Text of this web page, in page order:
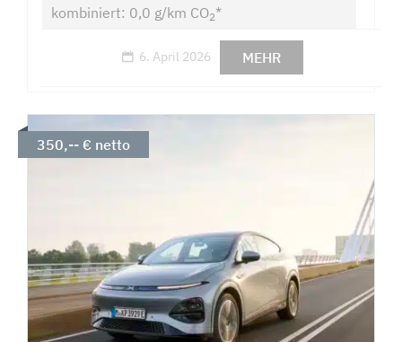
kombiniert: 0,0 g/km CO2*
6. April 2026 MEHR
350,-- € netto